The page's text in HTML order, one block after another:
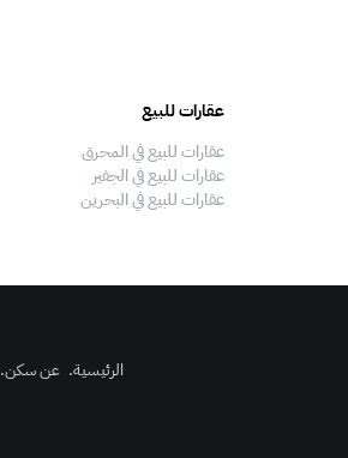
عقارات للبيع
عقارات للبيع في المحرق
عقارات للبيع في الجفير
عقارات للبيع في البحرين
الرئيسية. عن سكن.